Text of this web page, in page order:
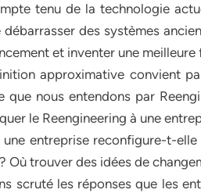
tenu de la technologie
débarrasser des systèmes
et inventer une
approximative convient
que nous entendons par
le Reengineering à une
une entreprise reconfigure-t-
Où trouver des idées de
scruté les réponses que les